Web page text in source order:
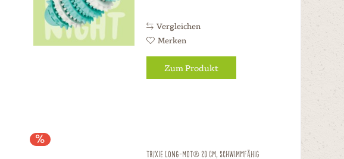
Ball das...
Vergleichen
Merken
Zum Produkt
TRIXIE Long-Mot® 20 cm, schwimmfähig